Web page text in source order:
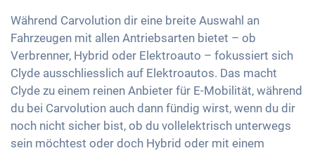
Während Carvolution dir eine breite Auswahl an
Fahrzeugen mit allen Antriebsarten bietet – ob
Verbrenner, Hybrid oder Elektroauto – fokussiert sich
Clyde ausschliesslich auf Elektroautos. Das macht
Clyde zu einem reinen Anbieter für E-Mobilität, während
du bei Carvolution auch dann fündig wirst, wenn du dir
noch nicht sicher bist, ob du vollelektrisch unterwegs
sein möchtest oder doch Hybrid oder mit einem